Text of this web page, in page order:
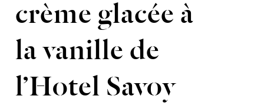
crème glacée à
la vanille de
l’Hotel Savoy